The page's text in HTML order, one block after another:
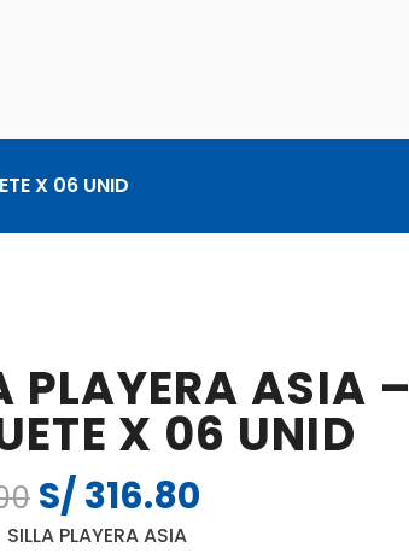
X 06 UNID
PLAYERA ASIA –
X 06 UNID
El
precio
S/316.80El
PLAYERA ASIA